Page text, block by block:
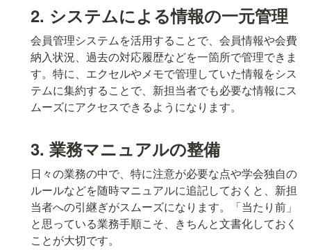
2. システムによる情報の一元管理
会員管理システムを活用することで、会員情報や会費
納入状況、過去の対応履歴などを一箇所で管理できま
す。特に、エクセルやメモで管理していた情報をシス
テムに集約することで、新担当者でも必要な情報にス
ムーズにアクセスできるようになります。
3. 業務マニュアルの整備
日々の業務の中で、特に注意が必要な点や学会独自の
ルールなどを随時マニュアルに追記しておくと、新担
当者への引継ぎがスムーズになります。「当たり前」
と思っている業務手順こそ、きちんと文書化しておく
ことが大切です。